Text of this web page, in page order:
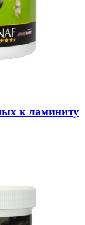
к ламиниту